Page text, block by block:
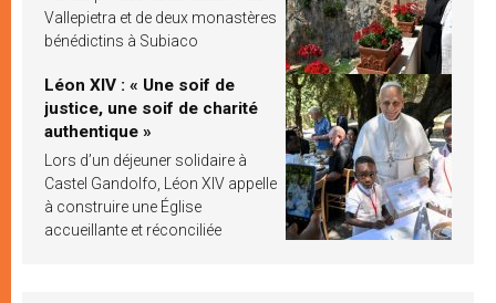
Vallepietra et de deux monastères
bénédictins à Subiaco
Léon XIV : « Une soif de
justice, une soif de charité
authentique »
Lors d’un déjeuner solidaire à
Castel Gandolfo, Léon XIV appelle
à construire une Église
accueillante et réconciliée